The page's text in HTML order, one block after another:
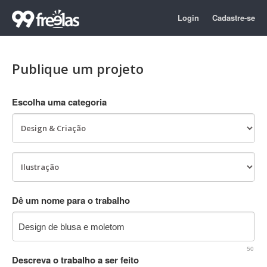
Login Cadastre-se
Publique um projeto
Escolha uma categoria
Dê um nome para o trabalho
50
Descreva o trabalho a ser feito